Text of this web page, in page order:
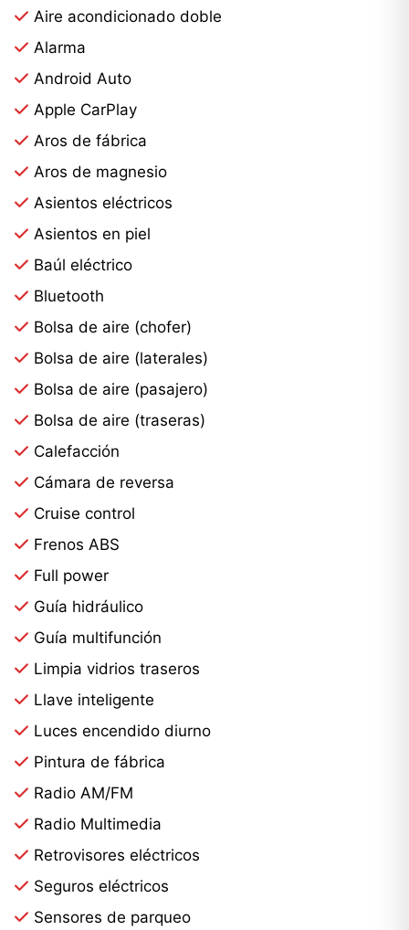
Aire acondicionado doble
Alarma
Android Auto
Apple CarPlay
Aros de fábrica
Aros de magnesio
Asientos eléctricos
Asientos en piel
Baúl eléctrico
Bluetooth
Bolsa de aire (chofer)
Bolsa de aire (laterales)
Bolsa de aire (pasajero)
Bolsa de aire (traseras)
Calefacción
Cámara de reversa
Cruise control
Frenos ABS
Full power
Guía hidráulico
Guía multifunción
Limpia vidrios traseros
Llave inteligente
Luces encendido diurno
Pintura de fábrica
Radio AM/FM
Radio Multimedia
Retrovisores eléctricos
Seguros eléctricos
Sensores de parqueo